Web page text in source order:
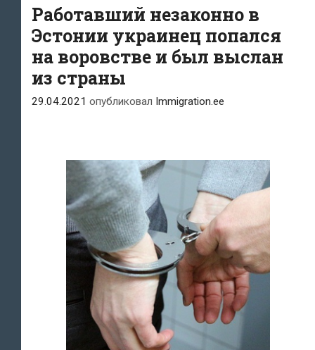
13
незарегистрированных
работников
Работавший незаконно в
Эстонии украинец попался
на воровстве и был выслан
из страны
29.04.2021 опубликовал Immigration.ee